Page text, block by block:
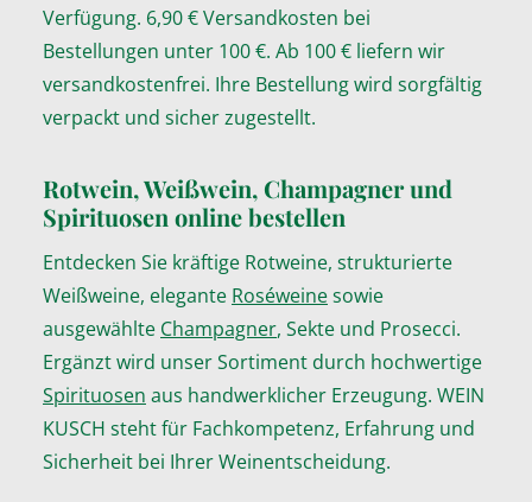
Verfügung. 6,90 € Versandkosten bei
Bestellungen unter 100 €. Ab 100 € liefern wir
versandkostenfrei. Ihre Bestellung wird sorgfältig
verpackt und sicher zugestellt.
Rotwein, Weißwein, Champagner und
Spirituosen online bestellen
Entdecken Sie kräftige Rotweine, strukturierte
Weißweine, elegante Roséweinesowie
ausgewählte Champagner, Sekte und Prosecci.
Ergänzt wird unser Sortiment durch hochwertige
Spirituosen aus handwerklicher Erzeugung. WEIN
KUSCH steht für Fachkompetenz, Erfahrung und
Sicherheit bei Ihrer Weinentscheidung.